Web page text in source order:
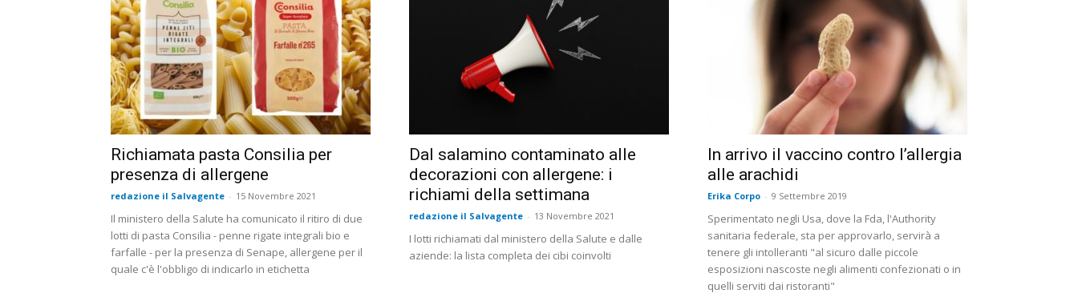
Richiamata pasta Consilia per
presenza di allergene
redazione il Salvagente - 15 Novembre 2021
Il ministero della Salute ha comunicato il ritiro di due
lotti di pasta Consilia - penne rigate integrali bio e
farfalle - per la presenza di Senape, allergene per il
quale c'è l'obbligo di indicarlo in etichetta
Dal salamino contaminato alle
decorazioni con allergene: i
richiami della settimana
redazione il Salvagente - 13 Novembre 2021
I lotti richiamati dal ministero della Salute e dalle
aziende: la lista completa dei cibi coinvolti
In arrivo il vaccino contro l’allergia
alle arachidi
Erika Corpo - 9 Settembre 2019
Sperimentato negli Usa, dove la Fda, l'Authority
sanitaria federale, sta per approvarlo, servirà a
tenere gli intolleranti "al sicuro dalle piccole
esposizioni nascoste negli alimenti confezionati o in
quelli serviti dai ristoranti"